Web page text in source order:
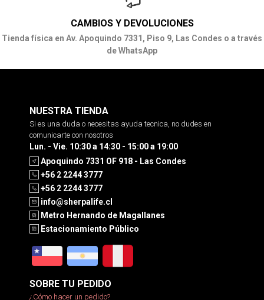
CAMBIOS Y DEVOLUCIONES
Tienda física en Av. Apoquindo 7331, Piso 9, Las Condes o a través
de WhatsApp
NUESTRA TIENDA
Si es una duda o necesitas ayuda tecnica, no dudes en
comunicarte con nosotros
Lun. - Vie. 10:30 a 14:30 - 15:00 a 19:00
Apoquindo 7331 OF 918 - Las Condes
+56 2 2244 3777
+56 2 2244 3777
info@sherpalife.cl
Metro Hernando de Magallanes
Estacionamiento Público
SOBRE TU PEDIDO
¿Cómo hacer un pedido?